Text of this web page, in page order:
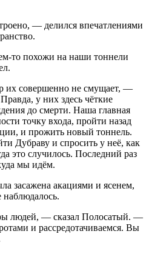
— делился впечатлениями
то похожи на наши тоннели
их совершенно не смущает, —
у них здесь чёткие
до смерти. Наша главная
точку входа, пройти назад
и прожить новый тоннель.
Дубраву и спросить у неё, как
это случилось. Последний раз
мы идём.
засажена акациями и ясенем,
людей, — сказал Полосатый. —
и рассредотачиваемся. Вы